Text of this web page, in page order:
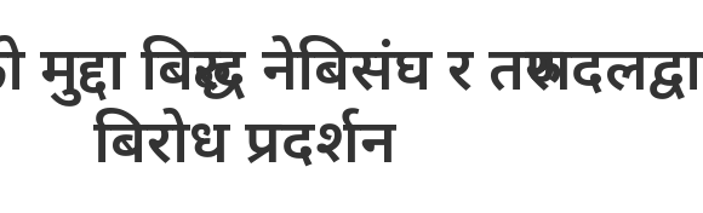
बिरुद्ध नेबिसंघ र
बिरोध प्रदर्शन